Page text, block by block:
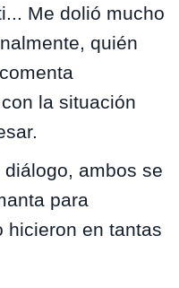
Me dolió mucho
quién
la situación
ambos se
para
hicieron en tantas